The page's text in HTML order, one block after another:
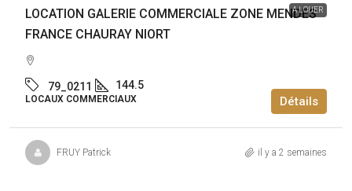
A LOUER
LOCATION GALERIE COMMERCIALE ZONE MENDES
FRANCE CHAURAY NIORT
79_0211 144.5
LOCAUX COMMERCIAUX Détails
FRUY Patrick il y a 2 semaines